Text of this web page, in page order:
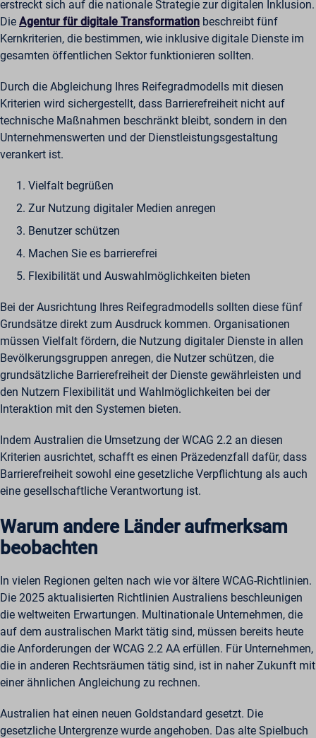
erstreckt sich auf die nationale Strategie zur digitalen Inklusion.
Die Agentur für digitale Transformation beschreibt fünf
Kernkriterien, die bestimmen, wie inklusive digitale Dienste im
gesamten öffentlichen Sektor funktionieren sollten.
Durch die Abgleichung Ihres Reifegradmodells mit diesen
Kriterien wird sichergestellt, dass Barrierefreiheit nicht auf
technische Maßnahmen beschränkt bleibt, sondern in den
Unternehmenswerten und der Dienstleistungsgestaltung
verankert ist.
Vielfalt begrüßen
Zur Nutzung digitaler Medien anregen
Benutzer schützen
Machen Sie es barrierefrei
Flexibilität und Auswahlmöglichkeiten bieten
Bei der Ausrichtung Ihres Reifegradmodells sollten diese fünf
Grundsätze direkt zum Ausdruck kommen. Organisationen
müssen Vielfalt fördern, die Nutzung digitaler Dienste in allen
Bevölkerungsgruppen anregen, die Nutzer schützen, die
grundsätzliche Barrierefreiheit der Dienste gewährleisten und
den Nutzern Flexibilität und Wahlmöglichkeiten bei der
Interaktion mit den Systemen bieten.
Indem Australien die Umsetzung der WCAG 2.2 an diesen
Kriterien ausrichtet, schafft es einen Präzedenzfall dafür, dass
Barrierefreiheit sowohl eine gesetzliche Verpflichtung als auch
eine gesellschaftliche Verantwortung ist.
Warum andere Länder aufmerksam
beobachten
In vielen Regionen gelten nach wie vor ältere WCAG-Richtlinien.
Die 2025 aktualisierten Richtlinien Australiens beschleunigen
die weltweiten Erwartungen. Multinationale Unternehmen, die
auf dem australischen Markt tätig sind, müssen bereits heute
die Anforderungen der WCAG 2.2 AA erfüllen. Für Unternehmen,
die in anderen Rechtsräumen tätig sind, ist in naher Zukunft mit
einer ähnlichen Angleichung zu rechnen.
Australien hat einen neuen Goldstandard gesetzt. Die
gesetzliche Untergrenze wurde angehoben. Das alte Spielbuch
wordpressuser_16bb27147dd11b86705fc051b945e04b
_zitok
amp_*
cbLDBex
fs_uid
NFWSESSID
ssm_au_c
wordpresspass_16bb27147dd11b86705fc051b945e04b
ws_form_*_hash